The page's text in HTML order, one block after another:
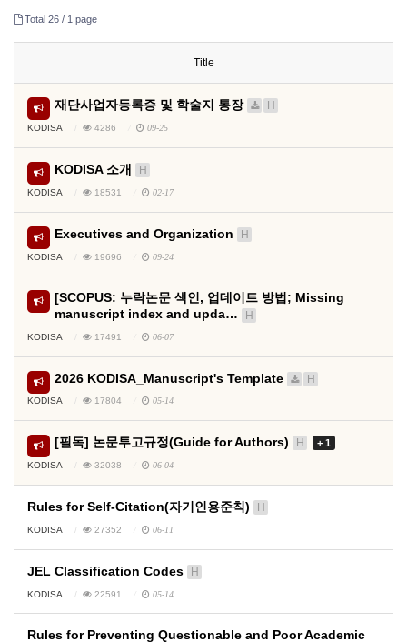
Total 26 / 1 page
Title
재단사업자등록증 및 학술지 통장 H
KODISA 4286 09-25
KODISA 소개 H
KODISA 18531 02-17
Executives and Organization H
KODISA 19696 09-24
[SCOPUS: 누락논문 색인, 업데이트 방법; Missing
manuscript index and upda…
H
KODISA 17491 06-07
2026 KODISA_Manuscript's Template H
KODISA 17804 05-14
[필독] 논문투고규정(Guide for Authors) H + 1
KODISA 32038 06-04
Rules for Self-Citation(자기인용준칙) H
KODISA 27352 06-11
JEL Classification Codes H
KODISA 22591 05-14
Rules for Preventing Questionable and Poor Academic